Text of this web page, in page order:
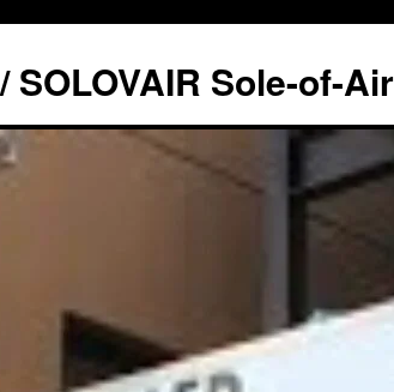
SOLOVAIR Sole-of-Air